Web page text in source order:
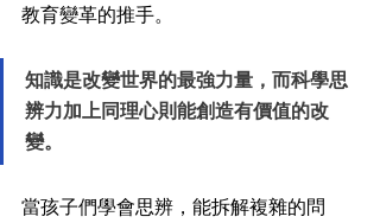
教育變革的推手。
知識是改變世界的最強力量，而科學思
辨力加上同理心則能創造有價值的改
變。
當孩子們學會思辨，能拆解複雜的問